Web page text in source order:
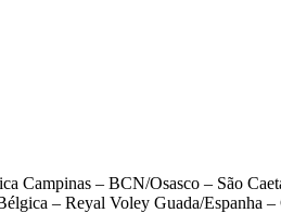
Campinas – BCN/Osasco – São
– Reyal Voley Guada/Espanha